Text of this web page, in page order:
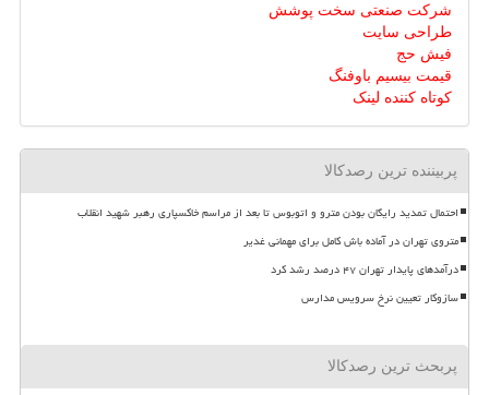
شرکت صنعتی سخت پوشش
طراحی سایت
فیش حج
قیمت بیسیم باوفنگ
کوتاه کننده لینک
پربیننده ترین رصدکالا
احتمال تمدید رایگان بودن مترو و اتوبوس تا بعد از مراسم خاکسپاری رهبر شهید انقلاب
متروی تهران در آماده باش کامل برای مهمانی غدیر
درآمدهای پایدار تهران ۴۷ درصد رشد کرد
سازوکار تعیین نرخ سرویس مدارس
پربحث ترین رصدکالا